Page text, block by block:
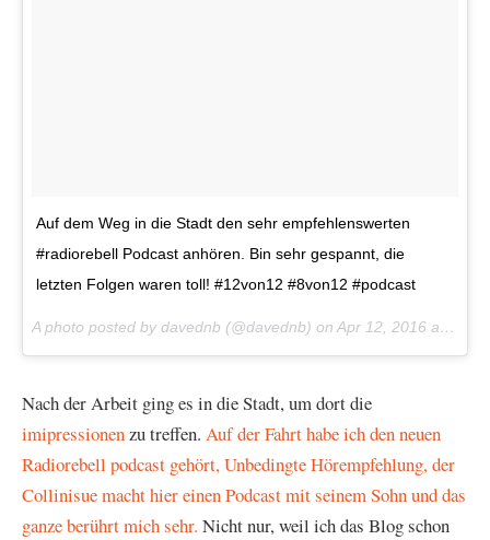
Auf dem Weg in die Stadt den sehr empfehlenswerten
#radiorebell Podcast anhören. Bin sehr gespannt, die
letzten Folgen waren toll! #12von12 #8von12 #podcast
A photo posted by davednb (@davednb) on Apr 12, 2016 at 8:54am PDT
Nach der Arbeit ging es in die Stadt, um dort die
imipressionenzu treffen. Auf der Fahrt habe ich den neuen
Radiorebell podcast gehört, Unbedingte Hörempfehlung, der
Collinisue macht hier einen Podcast mit seinem Sohn und das
ganze berührt mich sehr. Nicht nur, weil ich das Blog schon